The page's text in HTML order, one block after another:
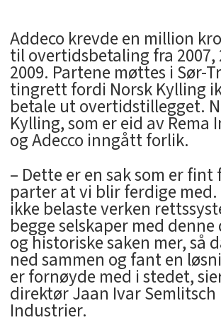
Addeco krevde en million
til overtidsbetaling fra 2007,
2009. Partene møttes i Sør-
tingrett fordi Norsk Kylling
betale ut overtidstillegget.
Kylling, som er eid av Rema
og Adecco inngått forlik.
– Dette er en sak som er fint
parter at vi blir ferdige
ikke belaste verken
begge selskaper med
og historiske saken mer, så
ned sammen og fant en
er fornøyde med i stedet,
direktør Jaan Ivar Semlitsch
Industrier.